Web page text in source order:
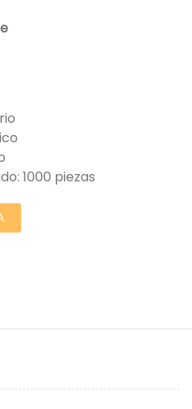
1000 piezas